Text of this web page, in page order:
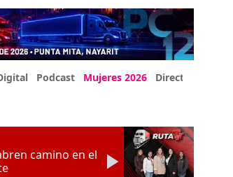
Podcast Mujeres 2026 Directorio Expo
camino en el